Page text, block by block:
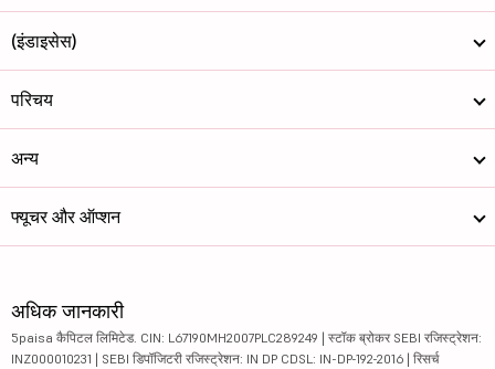
(इंडाइसेस)
परिचय
अन्य
फ्यूचर और ऑप्शन
अधिक जानकारी
5paisa कैपिटल लिमिटेड. CIN: L67190MH2007PLC289249 | स्टॉक ब्रोकर SEBI रजिस्ट्रेशन:
INZ000010231 | SEBI डिपॉजिटरी रजिस्ट्रेशन: IN DP CDSL: IN-DP-192-2016 | रिसर्च